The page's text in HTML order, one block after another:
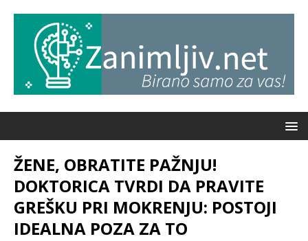
ŽENE, OBRATITE PAŽNJU!
DOKTORICA TVRDI DA PRAVITE
GREŠKU PRI MOKRENJU: POSTOJI
IDEALNA POZA ZA TO